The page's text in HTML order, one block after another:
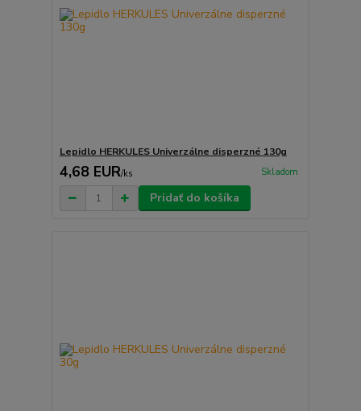
Lepidlo HERKULES Univerzálne disperzné 130g
4,68 EUR/ks Skladom
Pridať do košíka